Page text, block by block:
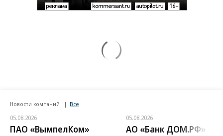
Новости компаний Все
05.08.2026
ПАО «ВымпелКом»
05.08.2026
АО «Банк ДОМ.РФ»